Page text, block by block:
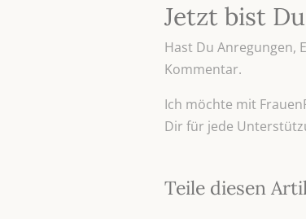
Jetzt bist
Hast Du Anregungen,
Kommentar.
Ich möchte mit
Dir für jede
Teile diesen